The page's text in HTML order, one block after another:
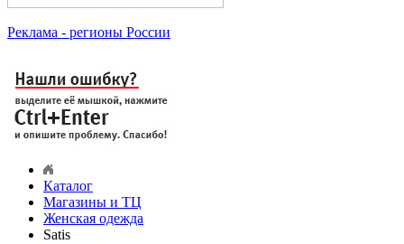
Реклама - регионы России
Каталог
Магазины и ТЦ
Женская одежда
Satis